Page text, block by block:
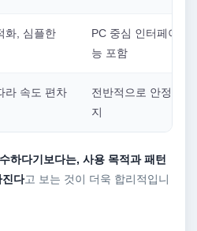
화, 심플한
PC 중심 인터페이스,
능 포함
라 속도 편차
전반적으로 안정적인
지
하다기보다는, 사용 목적과 패턴
진다고 보는 것이 더욱 합리적입니